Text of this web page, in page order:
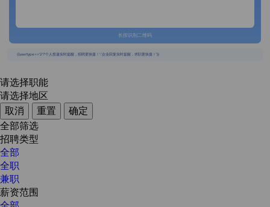
长按识别二维码
{{usertype=='2'?'个人投递实时提醒，招聘更快捷！':'企业回复实时提醒，求职更快捷！'}}
请选择职能
请选择地区
取消
重置
确定
全部筛选
招聘类型
全部
全职
兼职
薪资范围